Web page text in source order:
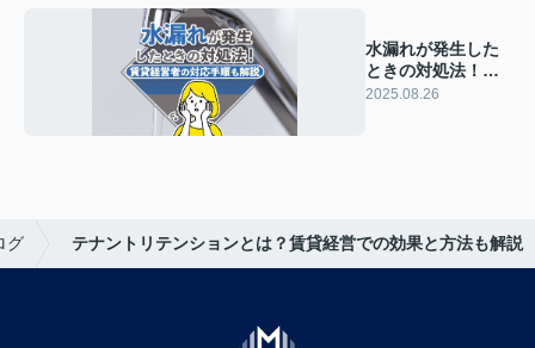
水漏れが発生した
ときの対処法！賃
貸経営者の対応手
2025.08.26
グ テナントリテンションとは？賃貸経営での効果と方法も解説